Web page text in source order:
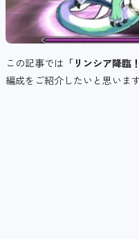
この記事では 「リンシア降臨
編成をご紹介したいと思います